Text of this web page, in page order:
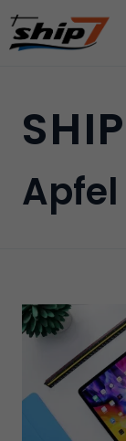
Apfel